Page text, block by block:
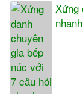
Xứng
nhanh